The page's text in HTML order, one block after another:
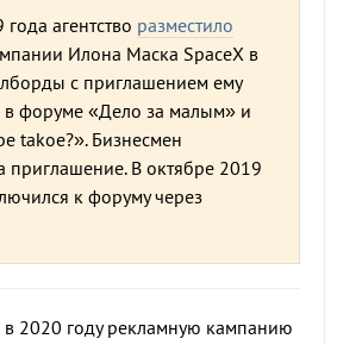
агентство разместило
Илона Маска SpaceX в
с приглашением ему
в форуме «Дело за малым» и
takoe?». Бизнесмен
приглашение. В октябре 2019
к форуму через
в 2020 году рекламную кампанию